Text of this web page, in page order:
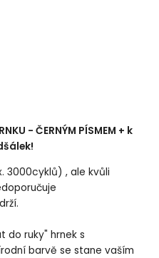
- ČERNÝM PÍSMEM + k
3000cyklů) , ale kvůli
do ruky" hrnek s
barvě se stane vaším